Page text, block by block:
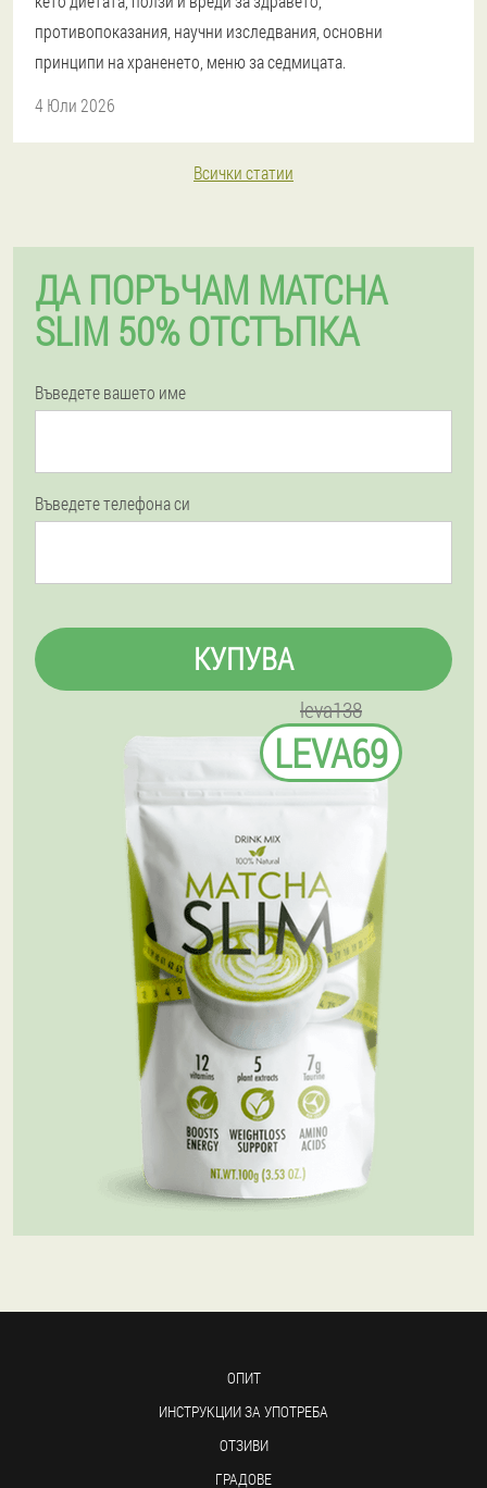
противопоказания, научни изследвания, основни
принципи на храненето, меню за седмицата.
4 Юли 2026
Всички статии
ДА ПОРЪЧАМ MATCHA
SLIM 50% ОТСТЪПКА
Въведете вашето име
Въведете телефона си
КУПУВА
leva138
LEVA69
ОПИТ
ИНСТРУКЦИИ ЗА УПОТРЕБА
ОТЗИВИ
ГРАДОВЕ